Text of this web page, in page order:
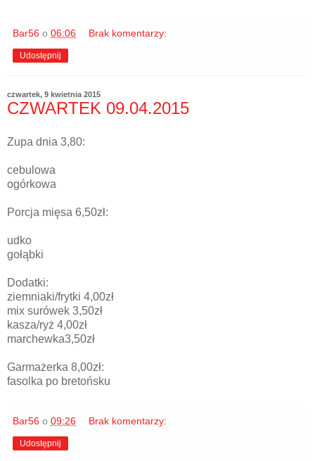
Bar56 o 06:06 Brak komentarzy:
Udostępnij
czwartek, 9 kwietnia 2015
CZWARTEK 09.04.2015
Zupa dnia 3,80:
cebulowa
ogórkowa
Porcja mięsa 6,50zł:
udko
gołąbki
Dodatki:
ziemniaki/frytki 4,00zł
mix surówek 3,50zł
kasza/ryż 4,00zł
marchewka3,50zł
Garmażerka 8,00zł:
fasolka po bretońsku
Bar56 o 09:26 Brak komentarzy:
Udostępnij